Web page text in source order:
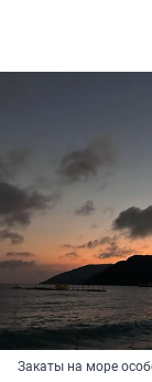
Закаты на море